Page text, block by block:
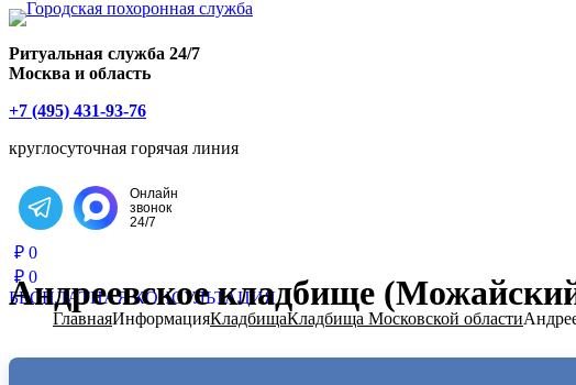
Ритуальная служба 24/7
Москва и область
+7 (495) 431-93-76
круглосуточная горячая линия
Написать в Telegram
Онлайн
звонок
24/7
₽ 0
₽ 0
БЕСПЛАТНАЯ КОНСУЛЬТАЦИЯ
ГлавнаяИнформацияКладбищаКладбища Московской области
Андреевское кладбище